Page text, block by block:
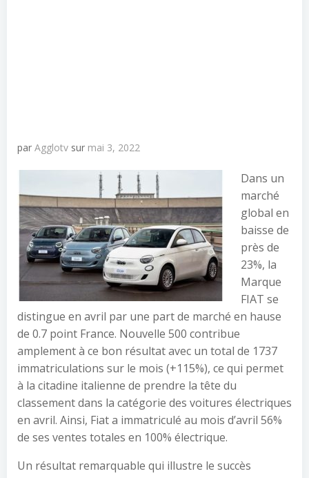
par Agglotv sur mai 3, 2022
Dans un
marché
global en
baisse de
près de
23%, la
Marque
FIAT se
distingue en avril par une part de marché en hause
de 0.7 point France. Nouvelle 500 contribue
amplement à ce bon résultat avec un total de 1737
immatriculations sur le mois (+115%), ce qui permet
à la citadine italienne de prendre la tête du
classement dans la catégorie des voitures électriques
en avril. Ainsi, Fiat a immatriculé au mois d’avril 56%
de ses ventes totales en 100% électrique.
Un résultat remarquable qui illustre le succès